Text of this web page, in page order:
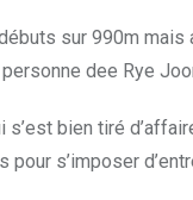
sur 990m
dee Rye
bien tiré
s’imposer